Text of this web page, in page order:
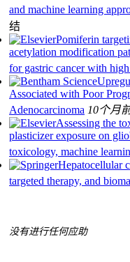
and machine learning
结
Pomiferin
acetylation modification
for gastric cancer with
Associated with Poor
Adenocarcinoma 10个月
Assessing the
plasticizer exposure on
toxicology, machine
Hepatocellular
targeted therapy, and
没有进行任何应助